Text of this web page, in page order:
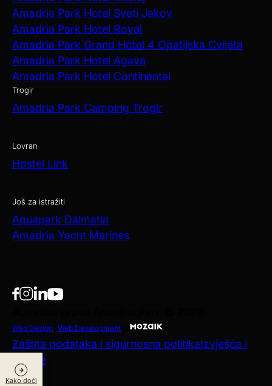
Kako doći
Amadria Park Hotel Sveti Jakov
Amadria Park Hotel Royal
Amadria Park Grand Hotel 4 Opatijska Cvijeta
Amadria Park Hotel Agava
Amadria Park Hotel Continental
Trogir
Amadria Park Camping Trogir
Lovran
Hostel Link
Još za istražiti
Aquapark Dalmatia
Amadria Yacht Marines
Web Design Web Development
Zaštita podataka i sigurnosna politikaIzvješća i
objave